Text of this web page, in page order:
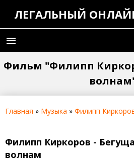
ЛЕГАЛЬНЫЙ
menu
Фильм "Филипп
Главная » Музыка » Филипп
Филипп Киркоров -
волнам